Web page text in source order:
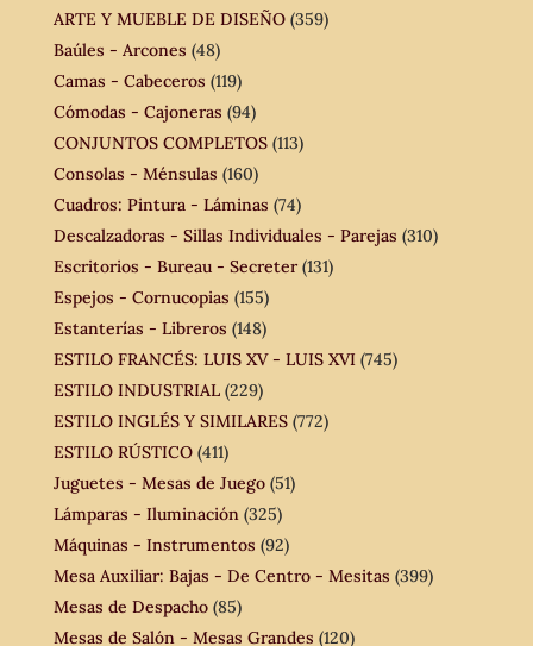
ARTE Y MUEBLE DE DISEÑO (359)
Baúles - Arcones (48)
Camas - Cabeceros (119)
Cómodas - Cajoneras (94)
CONJUNTOS COMPLETOS (113)
Consolas - Ménsulas (160)
Cuadros: Pintura - Láminas (74)
Descalzadoras - Sillas Individuales - Parejas (310)
Escritorios - Bureau - Secreter (131)
Espejos - Cornucopias (155)
Estanterías - Libreros (148)
ESTILO FRANCÉS: LUIS XV - LUIS XVI (745)
ESTILO INDUSTRIAL (229)
ESTILO INGLÉS Y SIMILARES (772)
ESTILO RÚSTICO (411)
Juguetes - Mesas de Juego (51)
Lámparas - Iluminación (325)
Máquinas - Instrumentos (92)
Mesa Auxiliar: Bajas - De Centro - Mesitas (399)
Mesas de Despacho (85)
Mesas de Salón - Mesas Grandes (120)